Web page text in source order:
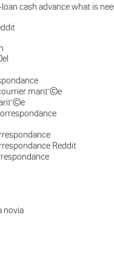
cash advance what is
mariГ©e
Reddit
novia